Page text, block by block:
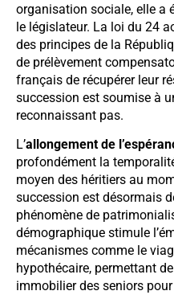
organisation sociale, elle a
le législateur. La loi du 24
des principes de la
de prélèvement
français de récupérer leur
succession est soumise à
reconnaissant pas.
L’allongement de
profondément la
moyen des héritiers au
succession est désormais
phénomène de
démographique stimule
mécanismes comme le
hypothécaire, permettant
immobilier des seniors